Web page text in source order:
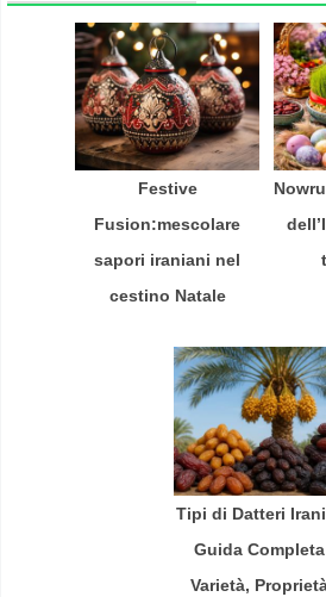
Festive
Fusion:mescolare
sapori iraniani nel
cestino Natale
Tipi di Datteri
Guida
Varietà,